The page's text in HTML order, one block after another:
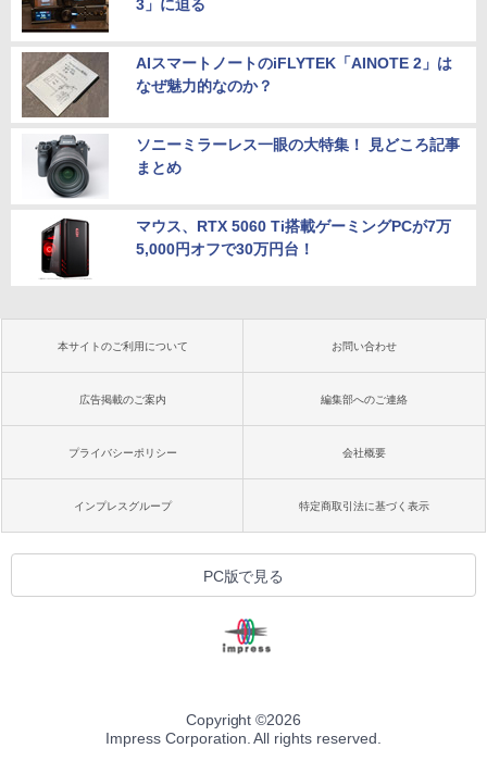
3」に迫る
AIスマートノートのiFLYTEK「AINOTE 2」は
なぜ魅力的なのか？
ソニーミラーレス一眼の大特集！ 見どころ記事
まとめ
マウス、RTX 5060 Ti搭載ゲーミングPCが7万
5,000円オフで30万円台！
本サイトのご利用について お問い合わせ
広告掲載のご案内 編集部へのご連絡
プライバシーポリシー 会社概要
インプレスグループ 特定商取引法に基づく表示
PC版で見る
Copyright ©2026
Impress Corporation. All rights reserved.